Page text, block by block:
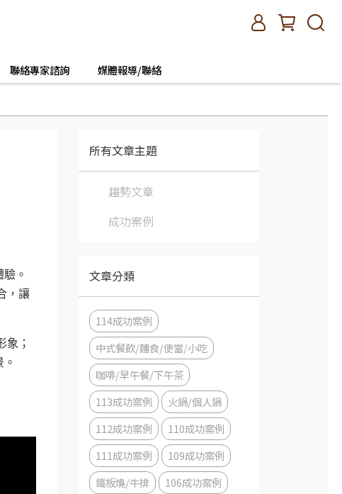
聯絡專家諮詢 媒體報導/聯絡
。
，讓
象；
所有文章主題
趨勢文章
成功案例
文章分類
114成功案例
中式餐飲/麵食/便當/小吃
咖啡/早午餐/下午茶
113成功案例
火鍋/個人鍋
112成功案例
110成功案例
111成功案例
109成功案例
鐵板燒/牛排
106成功案例